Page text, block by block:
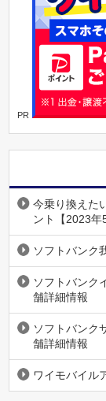
PR
今乗り換えた
ント【2023年
ソフトバンク
ソフトバンク
舗詳細情報
ソフトバンク
舗詳細情報
ワイモバイル